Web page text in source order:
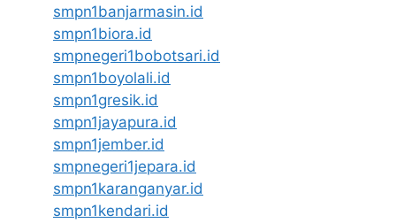
smpn1banjarmasin.id
smpn1biora.id
smpnegeri1bobotsari.id
smpn1boyolali.id
smpn1gresik.id
smpn1jayapura.id
smpn1jember.id
smpnegeri1jepara.id
smpn1karanganyar.id
smpn1kendari.id